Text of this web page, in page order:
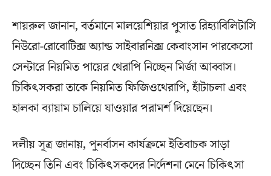
শায়রুল জানান, বর্তমানে মালয়েশিয়ার পুসাত রিহ্যাবিলিটাসি
নিউরো-রোবোটিক্স অ্যান্ড সাইবারনিক্স কেবাংসান পারকেসো
সেন্টারে নিয়মিত পায়ের থেরাপি নিচ্ছেন মির্জা আব্বাস।
চিকিৎসকরা তাকে নিয়মিত ফিজিওথেরাপি, হাঁটাচলা এবং
হালকা ব্যায়াম চালিয়ে যাওয়ার পরামর্শ দিয়েছেন।
দলীয় সূত্র জানায়, পুনর্বাসন কার্যক্রমে ইতিবাচক সাড়া
দিচ্ছেন তিনি এবং চিকিৎসকদের নির্দেশনা মেনে চিকিৎসা